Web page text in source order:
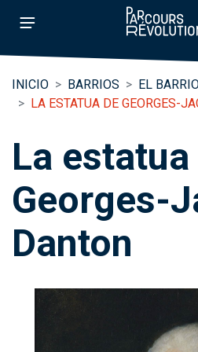
INICIO BARRIOS
EL
LA ESTATUA DE GEORGES-
La estatua
Georges-
Danton